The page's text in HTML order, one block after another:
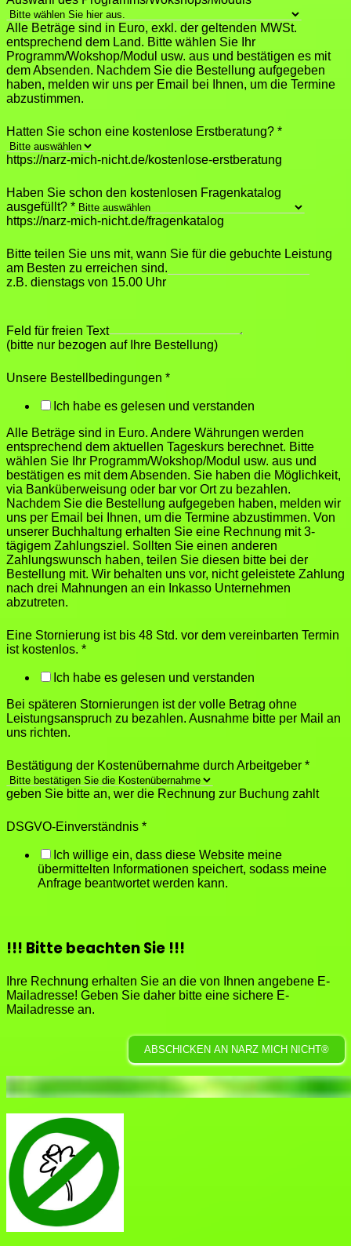
Alle Beträge sind in Euro, exkl. der geltenden MWSt.
entsprechend dem Land. Bitte wählen Sie Ihr
Programm/Wokshop/Modul usw. aus und bestätigen es mit
dem Absenden. Nachdem Sie die Bestellung aufgegeben
haben, melden wir uns per Email bei Ihnen, um die Termine
abzustimmen.
Hatten Sie schon eine kostenlose Erstberatung? *
https://narz-mich-nicht.de/kostenlose-erstberatung
Haben Sie schon den kostenlosen Fragenkatalog
ausgefüllt? *
https://narz-mich-nicht.de/fragenkatalog
Bitte teilen Sie uns mit, wann Sie für die gebuchte Leistung
am Besten zu erreichen sind.
z.B. dienstags von 15.00 Uhr
Feld für freien Text
(bitte nur bezogen auf Ihre Bestellung)
Unsere Bestellbedingungen *
Ich habe es gelesen und verstanden
Alle Beträge sind in Euro. Andere Währungen werden
entsprechend dem aktuellen Tageskurs berechnet. Bitte
wählen Sie Ihr Programm/Wokshop/Modul usw. aus und
bestätigen es mit dem Absenden. Sie haben die Möglichkeit,
via Banküberweisung oder bar vor Ort zu bezahlen.
Nachdem Sie die Bestellung aufgegeben haben, melden wir
uns per Email bei Ihnen, um die Termine abzustimmen. Von
unserer Buchhaltung erhalten Sie eine Rechnung mit 3-
tägigem Zahlungsziel. Sollten Sie einen anderen
Zahlungswunsch haben, teilen Sie diesen bitte bei der
Bestellung mit. Wir behalten uns vor, nicht geleistete Zahlung
nach drei Mahnungen an ein Inkasso Unternehmen
abzutreten.
Eine Stornierung ist bis 48 Std. vor dem vereinbarten Termin
ist kostenlos. *
Ich habe es gelesen und verstanden
Bei späteren Stornierungen ist der volle Betrag ohne
Leistungsanspruch zu bezahlen. Ausnahme bitte per Mail an
uns richten.
Bestätigung der Kostenübernahme durch Arbeitgeber *
geben Sie bitte an, wer die Rechnung zur Buchung zahlt
DSGVO-Einverständnis *
Ich willige ein, dass diese Website meine
übermittelten Informationen speichert, sodass meine
Anfrage beantwortet werden kann.
!!! Bitte beachten Sie !!!
Ihre Rechnung erhalten Sie an die von Ihnen angebene E-
Mailadresse! Geben Sie daher bitte eine sichere E-
Mailadresse an.
ABSCHICKEN AN NARZ MICH NICHT®